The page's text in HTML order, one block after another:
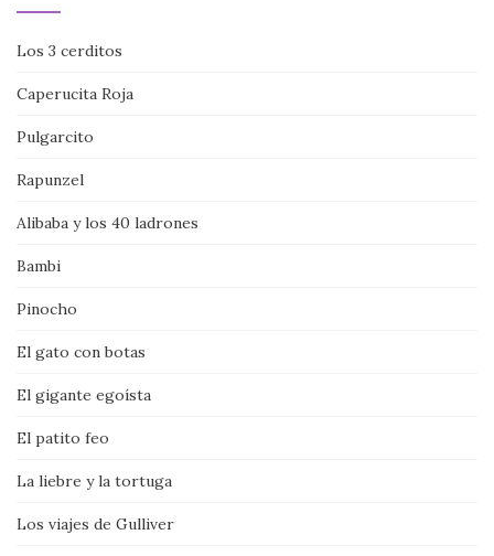
Los 3 cerditos
Caperucita Roja
Pulgarcito
Rapunzel
Alibaba y los 40 ladrones
Bambi
Pinocho
El gato con botas
El gigante egoísta
El patito feo
La liebre y la tortuga
Los viajes de Gulliver